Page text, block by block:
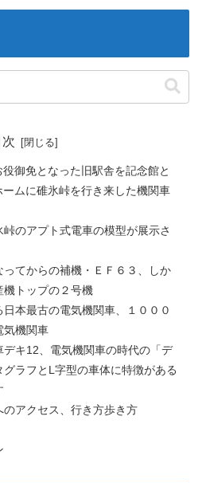
次
御免となった旧駅舎を記念館と
ムに碓氷峠を行き来した機関車
のアプト式電車の模型が展示さ
てからの補機・ＥＦ６３、しか
機トップの２号機
本最古の電気機関車、１０００
気機関車
キ12、電気機関車の時代の「デ
ラフとL字型の車体に特徴がある
のアクセス、行き方歩き方